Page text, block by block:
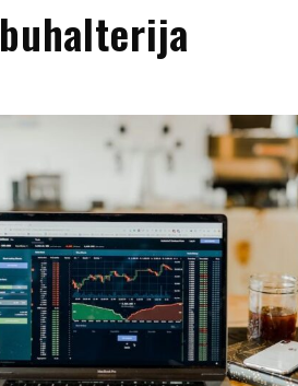
buhalterija